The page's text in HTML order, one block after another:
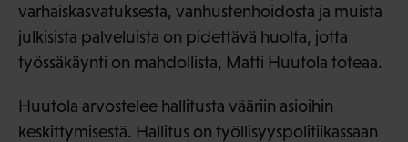
varhaiskasvatuksesta, vanhustenhoidosta ja muista
julkisista palveluista on pidettävä huolta, jotta
työssäkäynti on mahdollista, Matti Huutola toteaa.
Huutola arvostelee hallitusta vääriin asioihin
keskittymisestä. Hallitus on työllisyyspolitiikassaan